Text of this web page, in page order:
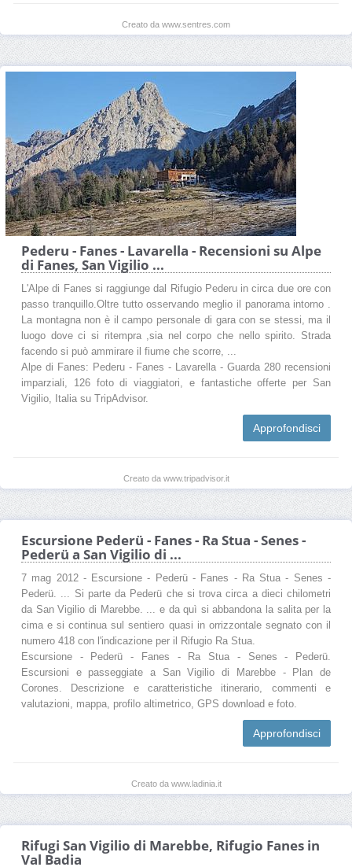
Creato da www.sentres.com
Pederu - Fanes - Lavarella - Recensioni su Alpe
di Fanes, San Vigilio ...
L'Alpe di Fanes si raggiunge dal Rifugio Pederu in circa due ore con
passo tranquillo.Oltre tutto osservando meglio il panorama intorno .
La montagna non è il campo personale di gara con se stessi, ma il
luogo dove ci si ritempra ,sia nel corpo che nello spirito. Strada
facendo si può ammirare il fiume che scorre, ...
Alpe di Fanes: Pederu - Fanes - Lavarella - Guarda 280 recensioni
imparziali, 126 foto di viaggiatori, e fantastiche offerte per San
Vigilio, Italia su TripAdvisor.
Approfondisci
Creato da www.tripadvisor.it
Escursione Pederü - Fanes - Ra Stua - Senes -
Pederü a San Vigilio di ...
7 mag 2012 - Escursione - Pederü - Fanes - Ra Stua - Senes -
Pederü. ... Si parte da Pederü che si trova circa a dieci chilometri
da San Vigilio di Marebbe. ... e da quì si abbandona la salita per la
cima e si continua sul sentiero quasi in orrizzontale segnato con il
numero 418 con l'indicazione per il Rifugio Ra Stua.
Escursione - Pederü - Fanes - Ra Stua - Senes - Pederü.
Escursioni e passeggiate a San Vigilio di Marebbe - Plan de
Corones. Descrizione e caratteristiche itinerario, commenti e
valutazioni, mappa, profilo altimetrico, GPS download e foto.
Approfondisci
Creato da www.ladinia.it
Rifugi San Vigilio di Marebbe, Rifugio Fanes in
Val Badia